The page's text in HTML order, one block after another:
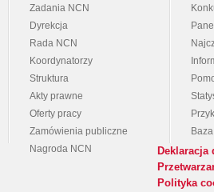
Zadania NCN
Dyrekcja
Rada NCN
Koordynatorzy
Struktura
Akty prawne
Oferty pracy
Zamówienia publiczne
Nagroda NCN
Deklaracja
Polityka